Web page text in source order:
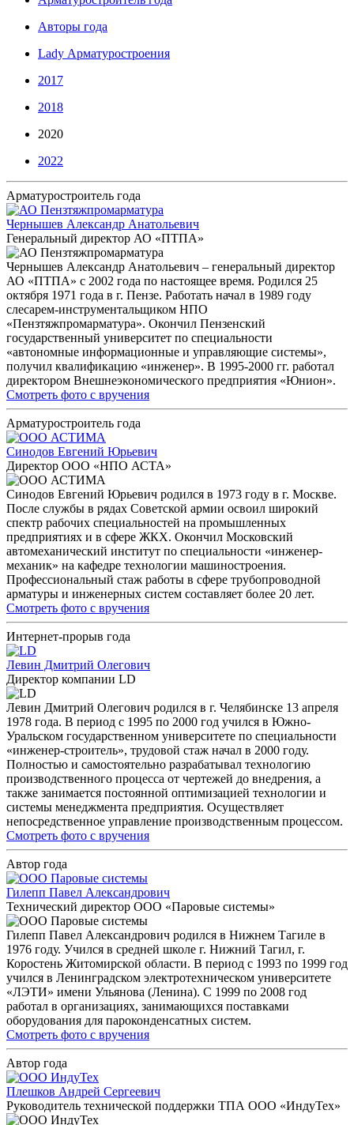
Авторы года
Lady Арматуростроения
2017
2018
2020
2022
Арматуростроитель года
Чернышев Александр Анатольевич
Генеральный директор АО «ПТПА»
Чернышев Александр Анатольевич – генеральный директор
АО «ПТПА» с 2002 года по настоящее время. Родился 25
октября 1971 года в г. Пензе. Работать начал в 1989 году
слесарем-инструментальщиком НПО
«Пензтяжпромарматура». Окончил Пензенский
государственный университет по специальности
«автономные информационные и управляющие системы»,
получил квалификацию «инженер». В 1995-2000 гг. работал
директором Внешнеэкономического предприятия «Юнион».
Смотреть фото с вручения
Арматуростроитель года
Синодов Евгений Юрьевич
Директор ООО «НПО АСТА»
Синодов Евгений Юрьевич родился в 1973 году в г. Москве.
После службы в рядах Советской армии освоил широкий
спектр рабочих специальностей на промышленных
предприятиях и в сфере ЖКХ. Окончил Московский
автомеханический институт по специальности «инженер-
механик» на кафедре технологии машиностроения.
Профессиональный стаж работы в сфере трубопроводной
арматуры и инженерных систем составляет более 20 лет.
Смотреть фото с вручения
Интернет-прорыв года
Левин Дмитрий Олегович
Директор компании LD
Левин Дмитрий Олегович родился в г. Челябинске 13 апреля
1978 года. В период с 1995 по 2000 год учился в Южно-
Уральском государственном университете по специальности
«инженер-строитель», трудовой стаж начал в 2000 году.
Полностью и самостоятельно разрабатывал технологию
производственного процесса от чертежей до внедрения, а
также занимается постоянной оптимизацией технологии и
системы менеджмента предприятия. Осуществляет
непосредственное управление производственным процессом.
Смотреть фото с вручения
Автор года
Гилепп Павел Александрович
Технический директор ООО «Паровые системы»
Гилепп Павел Александрович родился в Нижнем Тагиле в
1976 году. Учился в средней школе г. Нижний Тагил, г.
Коростень Житомирской области. В период с 1993 по 1999 год
учился в Ленинградском электротехническом университете
«ЛЭТИ» имени Ульянова (Ленина). С 1999 по 2008 год
работал в организациях, занимающихся поставками
оборудования для пароконденсатных систем.
Смотреть фото с вручения
Автор года
Плешков Андрей Сергеевич
Руководитель технической поддержки ТПА ООО «ИндуТех»